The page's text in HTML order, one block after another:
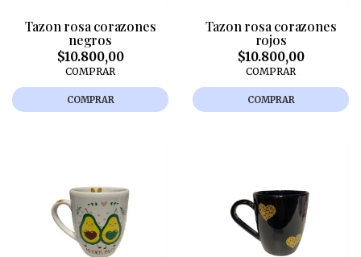
Tazon rosa corazones
negros
$10.800,00
COMPRAR
COMPRAR
Tazon rosa corazones
rojos
$10.800,00
COMPRAR
COMPRAR